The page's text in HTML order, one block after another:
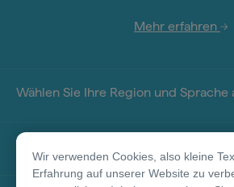
Mehr erfahren
Wählen Sie Ihre Region und Sprache
Sie finden uns auf
Wir verwenden Cookies, also kleine
Erfahrung auf unserer Website zu